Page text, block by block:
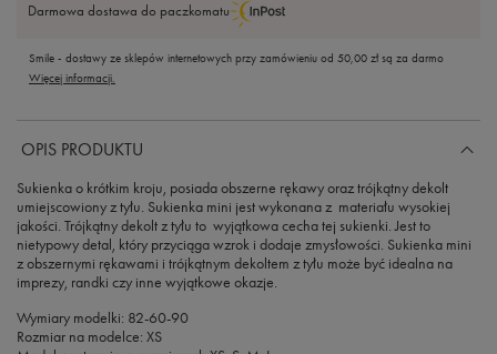
Darmowa dostawa do paczkomatu
Smile - dostawy ze sklepów internetowych przy zamówieniu od 50,00 złsą za darmo
Więcej informacji.
OPIS PRODUKTU
Sukienka o krótkim kroju, posiada obszerne rękawy oraz trójkątny dekolt
umiejscowiony z tyłu. Sukienka mini jest wykonana z materiału wysokiej
jakości. Trójkątny dekolt z tyłu to wyjątkowa cecha tej sukienki. Jest to
nietypowy detal, który przyciąga wzrok i dodaje zmysłowości. Sukienka mini
z obszernymi rękawami i trójkątnym dekoltem z tyłu może być idealna na
imprezy, randki czy inne wyjątkowe okazje.
Wymiary modelki: 82-60-90
Rozmiar na modelce: XS